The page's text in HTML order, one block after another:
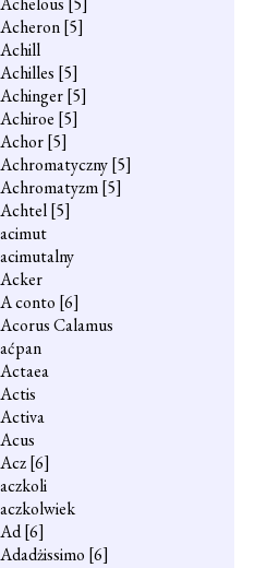
Acheron[5]
Achill
Achilles [5]
Achinger[5]
Achiroe [5]
Achor[5]
Achromatyczny[5]
Achromatyzm[5]
Achtel[5]
acimut
acimutalny
Acker
A conto [6]
Acorus Calamus
aćpan
Actaea
Actis
Activa
Acus
Acz[6]
aczkoli
aczkolwiek
Ad[6]
Adadżissimo [6]